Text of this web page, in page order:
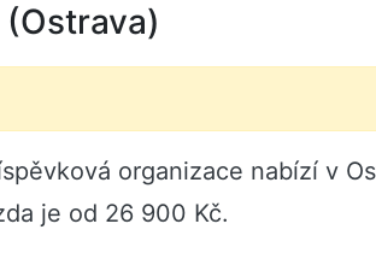
organizace nabízí v
je od 26 900 Kč.